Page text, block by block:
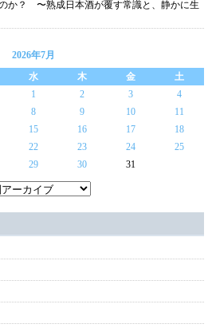
か？ 〜熟成日本酒が覆す常識と、静かに生
2026年7月
水 木 金
土
1
2 3
4
8 9 10
11
15 16 17
18
22 23 24
25
29 30 31